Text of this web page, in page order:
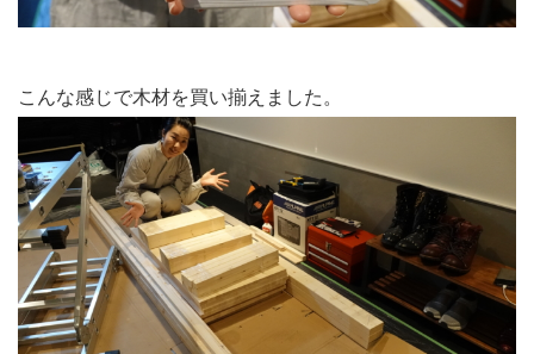
こんな感じで木材を買い揃えました。